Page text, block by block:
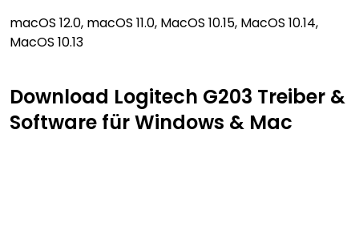
macOS 12.0, macOS 11.0, MacOS 10.15, MacOS 10.14,
MacOS 10.13
Download Logitech G203 Treiber &
Software für Windows & Mac